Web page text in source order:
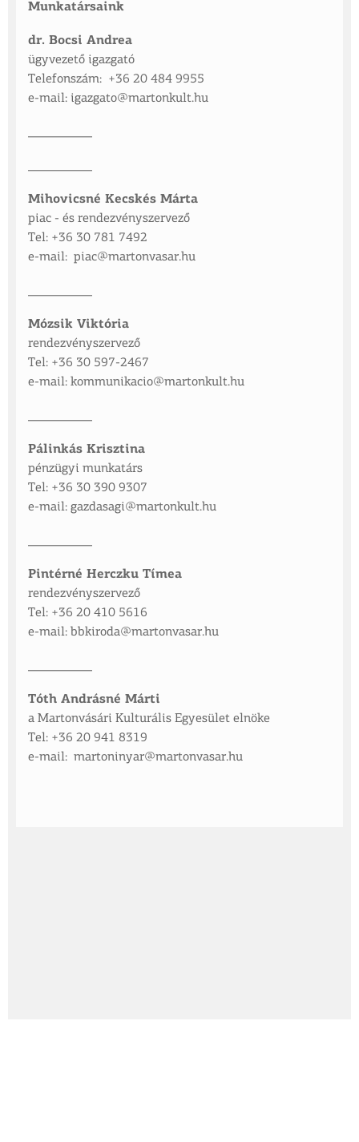
Munkatársaink
dr. Bocsi Andrea
ügyvezető igazgató
Telefonszám: +36 20 484 9955
e-mail: igazgato@martonkult.hu
Mihovicsné Kecskés Márta
piac - és rendezvényszervező
Tel: +36 30 781 7492
e-mail: piac@martonvasar.hu
Mózsik Viktória
rendezvényszervező
Tel: +36 30 597-2467
e-mail: kommunikacio@martonkult.hu
Pálinkás Krisztina
pénzügyi munkatárs
Tel: +36 30 390 9307
e-mail: gazdasagi@martonkult.hu
Pintérné Herczku Tímea
rendezvényszervező
Tel: +36 20 410 5616
e-mail: bbkiroda@martonvasar.hu
Tóth Andrásné Márti
a Martonvásári Kulturális Egyesület elnöke
Tel: +36 20 941 8319
e-mail: martoninyar@martonvasar.hu